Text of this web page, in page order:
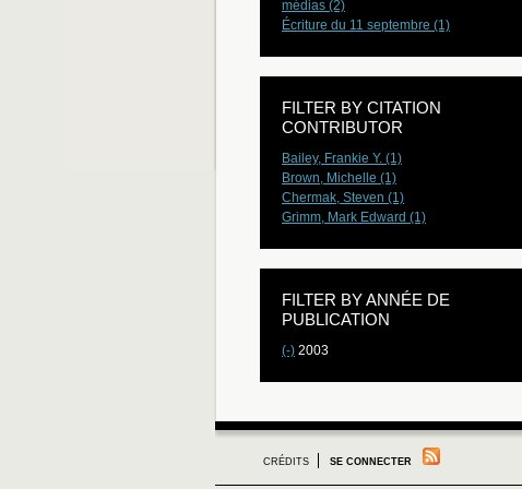
médias (2)
Écriture du 11 septembre (1)
FILTER BY CITATION
CONTRIBUTOR
Bailey, Frankie Y. (1)
Brown, Michelle (1)
Chermak, Steven (1)
Grimm, Mark Edward (1)
FILTER BY ANNÉE DE
PUBLICATION
(-) 2003
CRÉDITS SE CONNECTER